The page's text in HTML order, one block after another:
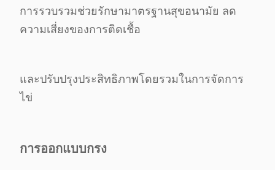
การรวบรวมช่วยรักษามาตรฐานสุขอนามัย ลด
ความเสี่ยงของการติดเชื้อ
และปรับปรุงประสิทธิภาพโดยรวมในการจัดการ
ไข่
การออกแบบกรง